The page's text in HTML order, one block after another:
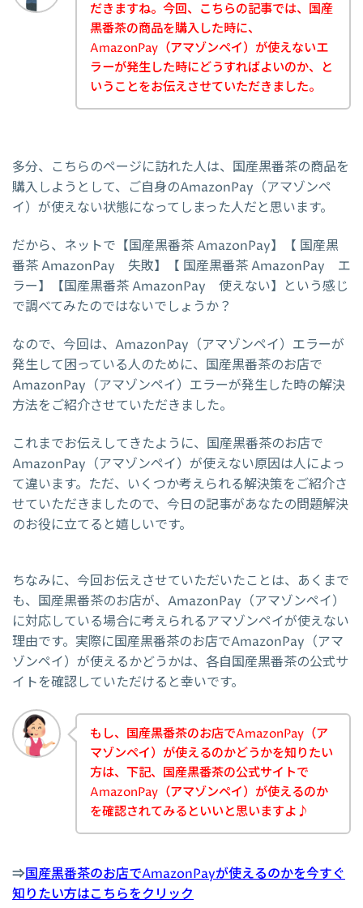
だきますね。今回、こちらの記事では、国産
黒番茶の商品を購入した時に、
AmazonPay（アマゾンペイ）が使えないエ
ラーが発生した時にどうすればよいのか、と
いうことをお伝えさせていただきました。
多分、こちらのページに訪れた人は、国産黒番茶の商品を
購入しようとして、ご自身のAmazonPay（アマゾンペ
イ）が使えない状態になってしまった人だと思います。
だから、ネットで【国産黒番茶 AmazonPay】【 国産黒
番茶 AmazonPay 失敗】【 国産黒番茶 AmazonPay エ
ラー】【国産黒番茶 AmazonPay 使えない】という感じ
で調べてみたのではないでしょうか？
なので、今回は、AmazonPay（アマゾンペイ）エラーが
発生して困っている人のために、国産黒番茶のお店で
AmazonPay（アマゾンペイ）エラーが発生した時の解決
方法をご紹介させていただきました。
これまでお伝えしてきたように、国産黒番茶のお店で
AmazonPay（アマゾンペイ）が使えない原因は人によっ
て違います。ただ、いくつか考えられる解決策をご紹介さ
せていただきましたので、今日の記事があなたの問題解決
のお役に立てると嬉しいです。
ちなみに、今回お伝えさせていただいたことは、あくまで
も、国産黒番茶のお店が、AmazonPay（アマゾンペイ）
に対応している場合に考えられるアマゾンペイが使えない
理由です。実際に国産黒番茶のお店でAmazonPay（アマ
ゾンペイ）が使えるかどうかは、各自国産黒番茶の公式サ
イトを確認していただけると幸いです。
もし、国産黒番茶のお店でAmazonPay（ア
マゾンペイ）が使えるのかどうかを知りたい
方は、下記、国産黒番茶の公式サイトで
AmazonPay（アマゾンペイ）が使えるのか
を確認されてみるといいと思いますよ♪
⇒国産黒番茶のお店でAmazonPayが使えるのかを今すぐ
知りたい方はこちらをクリック